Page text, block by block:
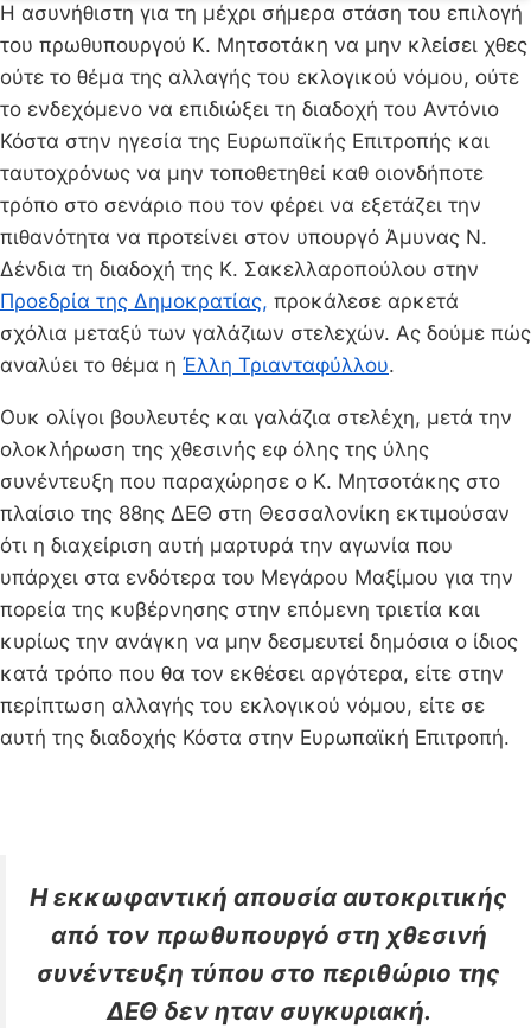
Η ασυνήθιστη για τη μέχρι σήμερα στάση του επιλογή
του πρωθυπουργού Κ. Μητσοτάκη να μην κλείσει χθες
ούτε το θέμα της αλλαγής του εκλογικού νόμου, ούτε
το ενδεχόμενο να επιδιώξει τη διαδοχή του Αντόνιο
Κόστα στην ηγεσία της Ευρωπαϊκής Επιτροπής και
ταυτοχρόνως να μην τοποθετηθεί καθ οιονδήποτε
τρόπο στο σενάριο που τον φέρει να εξετάζει την
πιθανότητα να προτείνει στον υπουργό Άμυνας Ν.
Δένδια τη διαδοχή της Κ. Σακελλαροπούλου στην
Προεδρία της Δημοκρατίας, προκάλεσε αρκετά
σχόλια μεταξύ των γαλάζιων στελεχών. Ας δούμε πώς
αναλύει το θέμα η Έλλη Τριανταφύλλου.
Ουκ ολίγοι βουλευτές και γαλάζια στελέχη, μετά την
ολοκλήρωση της χθεσινής εφ όλης της ύλης
συνέντευξη που παραχώρησε ο Κ. Μητσοτάκης στο
πλαίσιο της 88ης ΔΕΘ στη Θεσσαλονίκη εκτιμούσαν
ότι η διαχείριση αυτή μαρτυρά την αγωνία που
υπάρχει στα ενδότερα του Μεγάρου Μαξίμου για την
πορεία της κυβέρνησης στην επόμενη τριετία και
κυρίως την ανάγκη να μην δεσμευτεί δημόσια ο ίδιος
κατά τρόπο που θα τον εκθέσει αργότερα, είτε στην
περίπτωση αλλαγής του εκλογικού νόμου, είτε σε
αυτή της διαδοχής Κόστα στην Ευρωπαϊκή Επιτροπή.
Η εκκωφαντική απουσία αυτοκριτικής
από τον πρωθυπουργό στη χθεσινή
συνέντευξη τύπου στο περιθώριο της
ΔΕΘ δεν ηταν συγκυριακή.